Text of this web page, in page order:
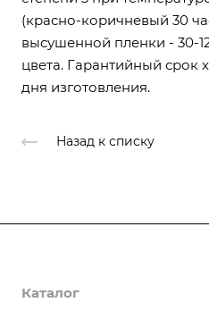
(красно-коричневый 30
высушенной пленки - 30-
цвета. Гарантийный срок
дня изготовления.
Назад к списку
Каталог